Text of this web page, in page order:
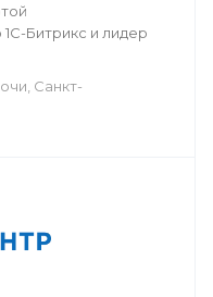
Битрикс и лидер
Санкт-